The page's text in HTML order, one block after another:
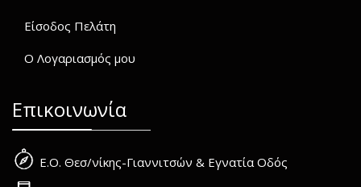
Είσοδος Πελάτη
Ο Λογαριασμός μου
Επικοινωνία
Ε.Ο. Θεσ/νίκης-Γιαννιτσών & Εγνατία Οδός